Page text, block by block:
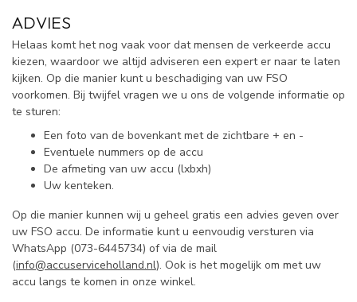
ADVIES
Helaas komt het nog vaak voor dat mensen de verkeerde accu
kiezen, waardoor we altijd adviseren een expert er naar te laten
kijken. Op die manier kunt u beschadiging van uw FSO
voorkomen. Bij twijfel vragen we u ons de volgende informatie op
te sturen:
Een foto van de bovenkant met de zichtbare + en -
Eventuele nummers op de accu
De afmeting van uw accu (lxbxh)
Uw kenteken.
Op die manier kunnen wij u geheel gratis een advies geven over
uw FSO accu. De informatie kunt u eenvoudig versturen via
WhatsApp (073-6445734) of via de mail
(info@accuserviceholland.nl). Ook is het mogelijk om met uw
accu langs te komen in onze winkel.